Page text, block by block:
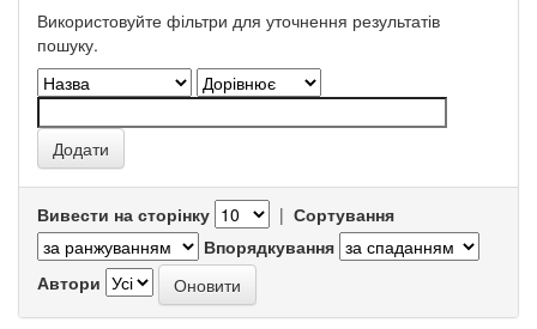
Використовуйте фільтри для уточнення результатів
пошуку.
Вивести на сторінку | Сортування
Впорядкування
Автори